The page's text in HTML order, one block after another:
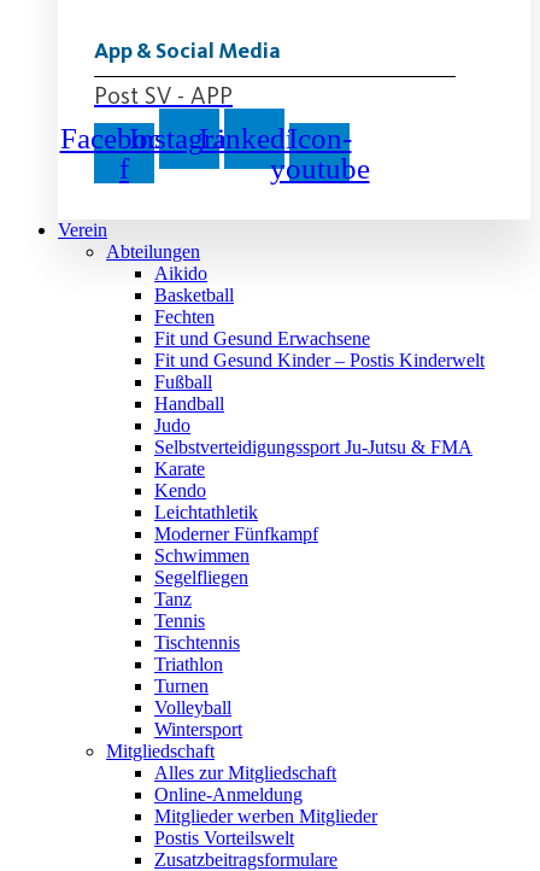
App & Social Media
Post SV - APP
Facebook-
f
InstagramLinkedinIcon-
youtube
Verein
Abteilungen
Aikido
Basketball
Fechten
Fit und Gesund Erwachsene
Fit und Gesund Kinder – Postis Kinderwelt
Fußball
Handball
Judo
Selbstverteidigungssport Ju-Jutsu & FMA
Karate
Kendo
Leichtathletik
Moderner Fünfkampf
Schwimmen
Segelfliegen
Tanz
Tennis
Tischtennis
Triathlon
Turnen
Volleyball
Wintersport
Mitgliedschaft
Alles zur Mitgliedschaft
Online-Anmeldung
Mitglieder werben Mitglieder
Postis Vorteilswelt
Zusatzbeitragsformulare